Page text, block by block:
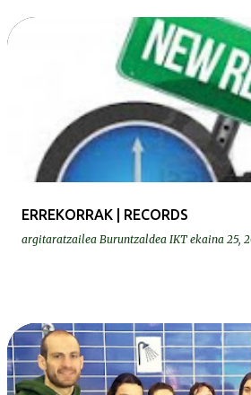
ERREKORRAK | RECORDS
argitaratzailea Buruntzaldea IKT ekaina 25,